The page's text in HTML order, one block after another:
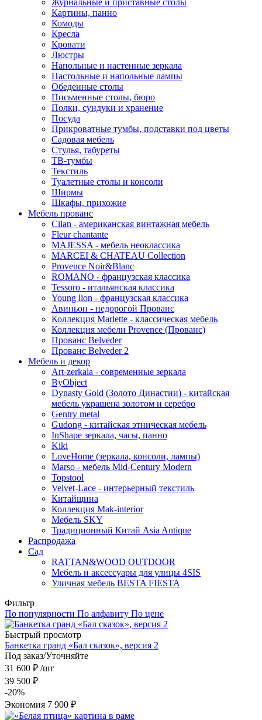
Картины, панно
Комоды
Кресла
Кровати
Люстры
Напольные и настенные зеркала
Настольные и напольные лампы
Обеденные столы
Письменные столы, бюро
Полки, сундуки и хранение
Посуда
Прикроватные тумбы, подставки под цветы
Садовая мебель
Стулья, табуреты
ТВ-тумбы
Текстиль
Туалетные столы и консоли
Ширмы
Шкафы, прихожие
Мебель прованс
Cilan - американская винтажная мебель
Fleur chantante
MAJESSA - мебель неоклассика
MARCEI & CHATEAU Collection
Provence Noir&Blanc
ROMANO - французская классика
Tessoro - итальянская классика
Young lion - французская классика
Авиньон - недорогой Прованс
Коллекция Marlette - классическая мебель
Коллекция мебели Provence (Прованс)
Прованс Belveder
Прованс Belveder 2
Мебель и декор
Art-zerkala - современные зеркала
ByObject
Dynasty Gold (Золото Династии) - китайская
мебель украшена золотом и серебро
Gentry metal
Gudong - китайская этническая мебель
InShape зеркала, часы, панно
Kiki
LoveHome (зеркала, консоли, лампы)
Marso - мебель Mid-Century Modern
Topstool
Velvet-Lace - интерьерный текстиль
Китайщина
Коллекция Mak-interior
Мебель SKY
Традиционный Китай Asia Antique
Распродажа
Сад
RATTAN&WOOD OUTDOOR
Мебель и аксессуары для улицы 4SIS
Уличная мебель BESTA FIESTA
Фильтр
По популярности По алфавиту По цене
Быстрый просмотр
Банкетка гранд «Бал сказок», версия 2
Под заказ/Уточняйте
31 600 ₽ /шт
39 500 ₽
-20%
Экономия 7 900 ₽